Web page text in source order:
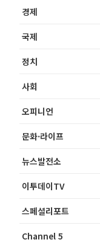
경제
국제
정치
사회
오피니언
문화·라이프
뉴스발전소
이투데이TV
스페셜리포트
Channel 5